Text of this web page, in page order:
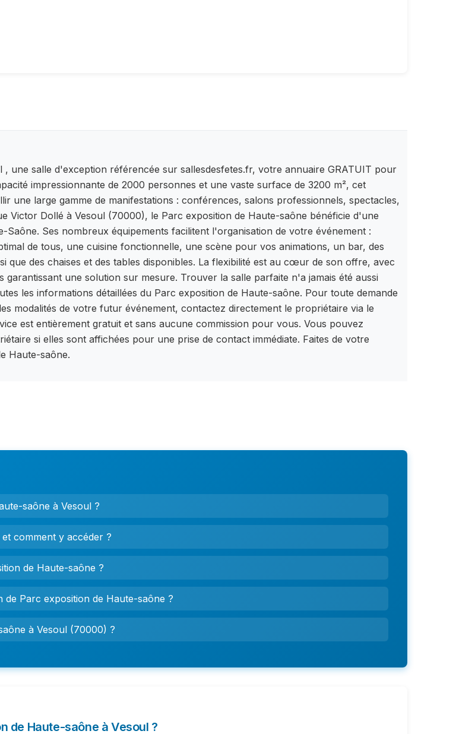
une salle d'exception référencée sur sallesdesfetes.fr, votre annuaire GRATUIT pour
impressionnante de 2000 personnes et une vaste surface de 3200 m², cet
une large gamme de manifestations : conférences, salons professionnels, spectacles,
Victor Dollé à Vesoul (70000), le Parc exposition de Haute-saône bénéficie d'une
Saône. Ses nombreux équipements facilitent l'organisation de votre événement :
de tous, une cuisine fonctionnelle, une scène pour vos animations, un bar, des
que des chaises et des tables disponibles. La flexibilité est au cœur de son offre, avec
une solution sur mesure. Trouver la salle parfaite n'a jamais été aussi
les informations détaillées du Parc exposition de Haute-saône. Pour toute demande
modalités de votre futur événement, contactez directement le propriétaire via le
est entièrement gratuit et sans aucune commission pour vous. Vous pouvez
si elles sont affichées pour une prise de contact immédiate. Faites de votre
Haute-saône.
saône à Vesoul ?
comment y accéder ?
de Haute-saône ?
de Parc exposition de Haute-saône ?
à Vesoul (70000) ?
de Haute-saône à Vesoul ?